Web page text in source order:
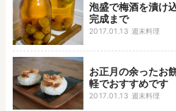
泡盛で梅酒を漬け
完成まで
2017.01.13 週末料理
お正月の余ったお
軽でおすすめです
2017.01.13 週末料理